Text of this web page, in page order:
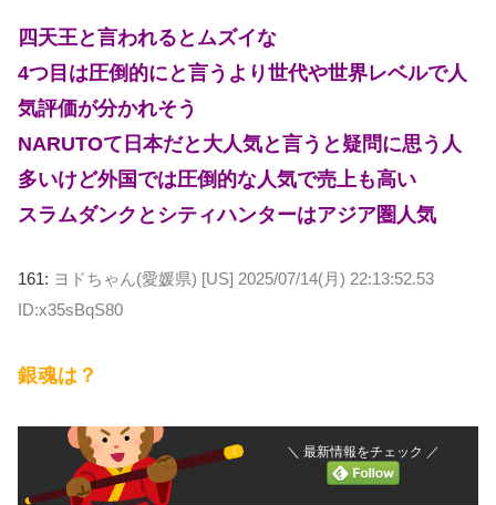
四天王と言われるとムズイな
4つ目は圧倒的にと言うより世代や世界レベルで人
気評価が分かれそう
NARUTOて日本だと大人気と言うと疑問に思う人
多いけど外国では圧倒的な人気で売上も高い
スラムダンクとシティハンターはアジア圏人気
161: ヨドちゃん(愛媛県) [US] 2025/07/14(月) 22:13:52.53
ID:x35sBqS80
銀魂は？
＼ 最新情報をチェック ／